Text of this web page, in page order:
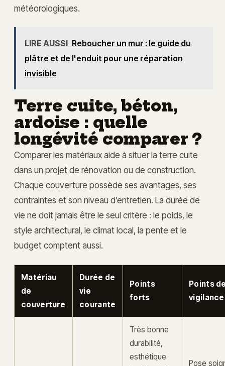
météorologiques.
LIRE AUSSI Reboucher un mur : le guide du
plâtre et de l'enduit pour une réparation
invisible
Terre cuite, béton,
ardoise : quelle
longévité comparer ?
Comparer les matériaux aide à situer la terre cuite
dans un projet de rénovation ou de construction.
Chaque couverture possède ses avantages, ses
contraintes et son niveau d’entretien. La durée de
vie ne doit jamais être le seul critère : le poids, le
style architectural, le climat local, la pente et le
budget comptent aussi.
Matériau
de
couverture
Durée de
vie
courante
Points
forts
Points
vigilance
Très bonne
durabilité,
esthétique
Pose